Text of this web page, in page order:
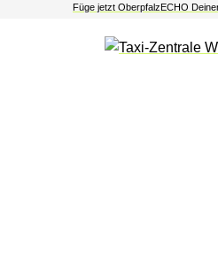
Füge jetzt OberpfalzECHO